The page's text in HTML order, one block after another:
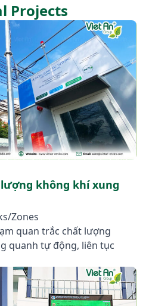
Projects
không khí xung
Zones
quan trắc chất lượng
quanh tự động, liên tục